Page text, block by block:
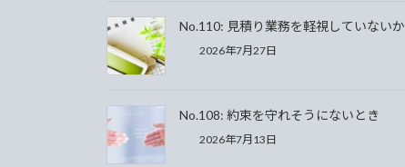
No.110: 見積り業務を軽視していないか
2026年7月27日
No.108: 約束を守れそうにないとき
2026年7月13日